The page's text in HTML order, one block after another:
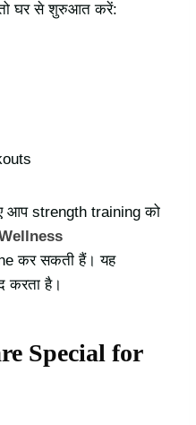
घर से शुरुआत करें:
strength training को
कर सकती हैं। यह
करता है।
Special for